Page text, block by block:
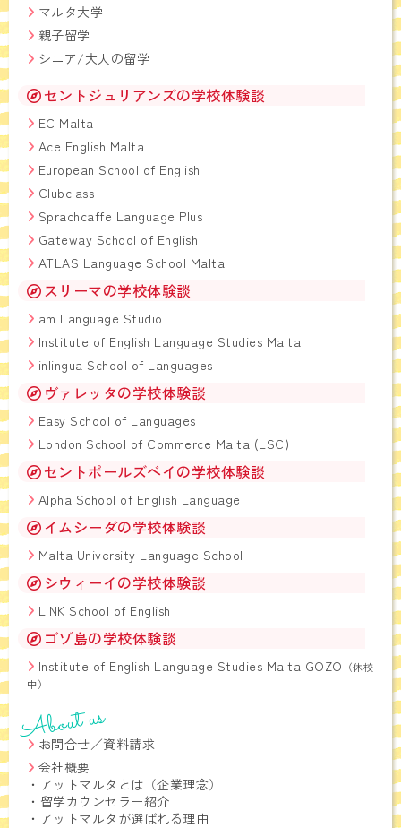
マルタ大学
親子留学
シニア/大人の留学
セントジュリアンズの学校体験談
EC Malta
Ace English Malta
European School of English
Clubclass
Sprachcaffe Language Plus
Gateway School of English
ATLAS Language School Malta
スリーマの学校体験談
am Language Studio
Institute of English Language Studies Malta
inlingua School of Languages
ヴァレッタの学校体験談
Easy School of Languages
London School of Commerce Malta (LSC)
セントポールズベイの学校体験談
Alpha School of English Language
イムシーダの学校体験談
Malta University Language School
シウィーイの学校体験談
LINK School of English
ゴゾ島の学校体験談
Institute of English Language Studies Malta GOZO （休校
中）
About us
お問合せ／資料請求
会社概要
・ アットマルタとは（企業理念）
・ 留学カウンセラー紹介
・ アットマルタが選ばれる理由